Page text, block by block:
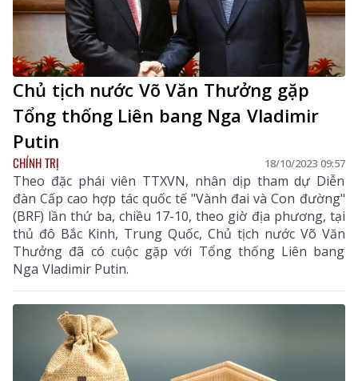
Chủ tịch nước Võ Văn Thưởng gặp
Tổng thống Liên bang Nga Vladimir
Putin
CHÍNH TRỊ 18/10/2023 09:57
Theo đặc phái viên TTXVN, nhân dịp tham dự Diễn
đàn Cấp cao hợp tác quốc tế "Vành đai và Con đường"
(BRF) lần thứ ba, chiều 17-10, theo giờ địa phương, tại
thủ đô Bắc Kinh, Trung Quốc, Chủ tịch nước Võ Văn
Thưởng đã có cuộc gặp với Tổng thống Liên bang
Nga Vladimir Putin.